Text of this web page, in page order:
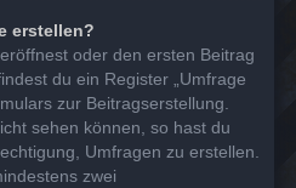
erstellen?
oder den ersten Beitrag
du ein Register „Umfrage
zur Beitragserstellung.
sehen können, so hast du
Umfragen zu erstellen.
zwei